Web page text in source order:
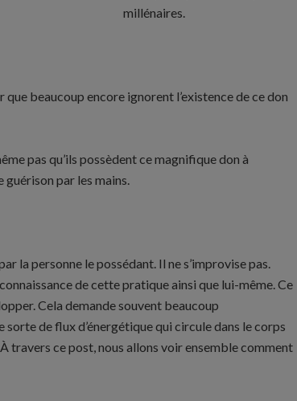
millénaires.
beaucoup encore ignorent l’existence de ce don
pas qu’ils possèdent ce magnifique don à
guérison par les mains.
la personne le possédant. Il ne s’improvise pas.
de cette pratique ainsi que lui-même. Ce
Cela demande souvent beaucoup
sorte de flux d’énergétique qui circule dans le corps
travers ce post, nous allons voir ensemble comment